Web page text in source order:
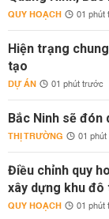
QUY HOẠCH 01
Hiện trạng
tạo
DỰ ÁN 01 phút trước
Bắc Ninh sẽ đón
THỊ TRƯỜNG 01
Điều chỉnh quy
xây dựng khu đô
QUY HOẠCH 01